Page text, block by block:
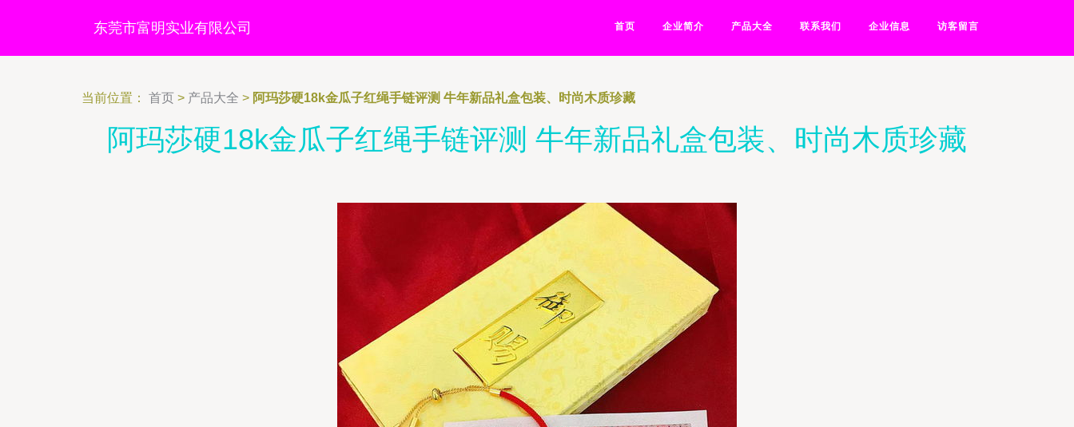
东莞市富明实业有限公司 首页 企业简介 产品大全 联系我们 企业信息 访客留言
当前位置： 首页 > 产品大全 > 阿玛莎硬18k金瓜子红绳手链评测 牛年新品礼盒包装、时尚木质珍藏
阿玛莎硬18k金瓜子红绳手链评测 牛年新品礼盒包装、时尚木质珍藏